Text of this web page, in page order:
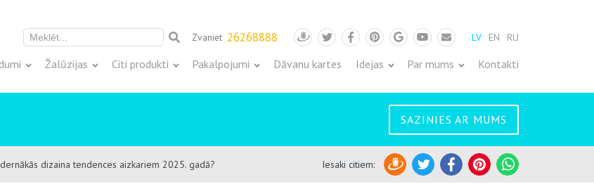
Meklēt: Zvaniet 26268888 Draugiem
TwitterFacebookPinterest
GoogleYoutubePastsLV EN RU
Žalūzijas Citi produkti Pakalpojumi Dāvanu kartes Idejas Par mums Kontakti
SAZINIES AR MUMS
dizaina tendences aizkariem 2025. gadā? Iesaki citiem: DraugiemTwitterFacebookPinterestWhatsApp